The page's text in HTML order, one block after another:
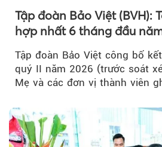
Tập đoàn Bảo Việt (BVH):
hợp nhất 6 tháng đầu
Tập đoàn Bảo Việt công bố
quý II năm 2026 (trước soát
Mẹ và các đơn vị thành viên